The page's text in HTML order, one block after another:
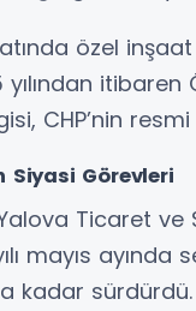
özel
yılından
CHP’nin
Siyasi Görevleri
Ticaret ve
mayıs
kadar